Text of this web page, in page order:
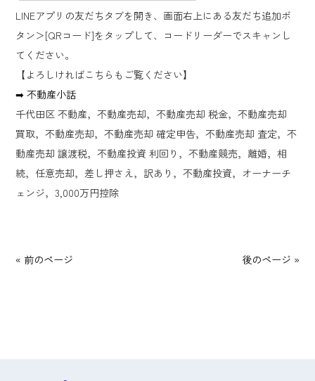
LINEアプリの友だちタブを開き、画面右上にある友だち追加ボ
タン＞[QRコード]をタップして、コードリーダーでスキャンし
てください。
【よろしければこちらもご覧ください】
➡ 不動産小話
千代田区 不動産，不動産売却，不動産売却 税金，不動産売却
買取，不動産売却，不動産売却 確定申告，不動産売却 査定，不
動産売却 譲渡税，不動産投資 利回り，不動産競売，離婚，相
続，任意売却，差し押さえ，訳あり，不動産投資，オーナーチ
ェンジ，3,000万円控除
« 前のページ 後のページ »